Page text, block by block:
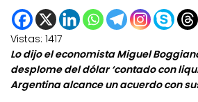
Vistas: 1417
Lo dijo el economista Miguel
desplome del dólar ‘contado con
Argentina alcance un acuerdo con